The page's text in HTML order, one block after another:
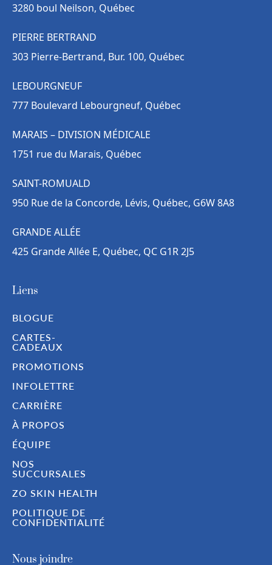
3280 boul Neilson, Québec
PIERRE BERTRAND
303 Pierre-Bertrand, Bur. 100, Québec
LEBOURGNEUF
777 Boulevard Lebourgneuf, Québec
MARAIS – DIVISION MÉDICALE
1751 rue du Marais, Québec
SAINT-ROMUALD
950 Rue de la Concorde, Lévis, Québec, G6W 8A8
GRANDE ALLÉE
425 Grande Allée E, Québec, QC G1R 2J5
Liens
BLOGUE
CARTES-
CADEAUX
PROMOTIONS
INFOLETTRE
CARRIÈRE
À PROPOS
ÉQUIPE
NOS
SUCCURSALES
ZO SKIN HEALTH
POLITIQUE DE
CONFIDENTIALITÉ
Nous joindre